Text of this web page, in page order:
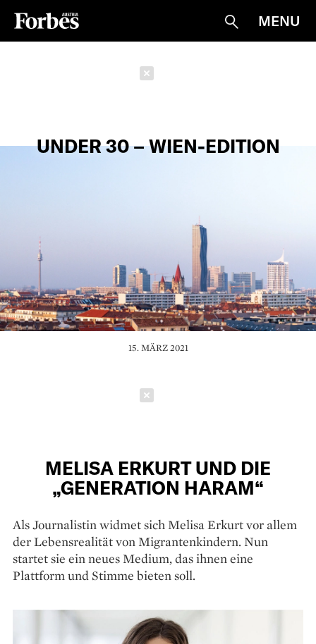
Suche
MENU
UNDER 30 – WIEN-EDITION
15. MÄRZ 2021
MELISA ERKURT UND DIE
„GENERATION HARAM“
Als Journalistin widmet sich Melisa Erkurt vor allem
der Lebensrealität von Migrantenkindern. Nun
startet sie ein neues Medium, das ihnen eine
Plattform und Stimme bieten soll.